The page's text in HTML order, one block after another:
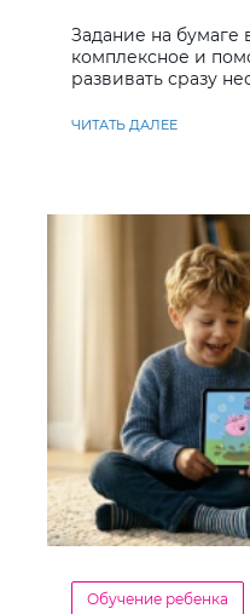
Задание на бумаге
комплексное и
развивать сразу
ЧИТАТЬ ДАЛЕЕ
Обучение ребенка